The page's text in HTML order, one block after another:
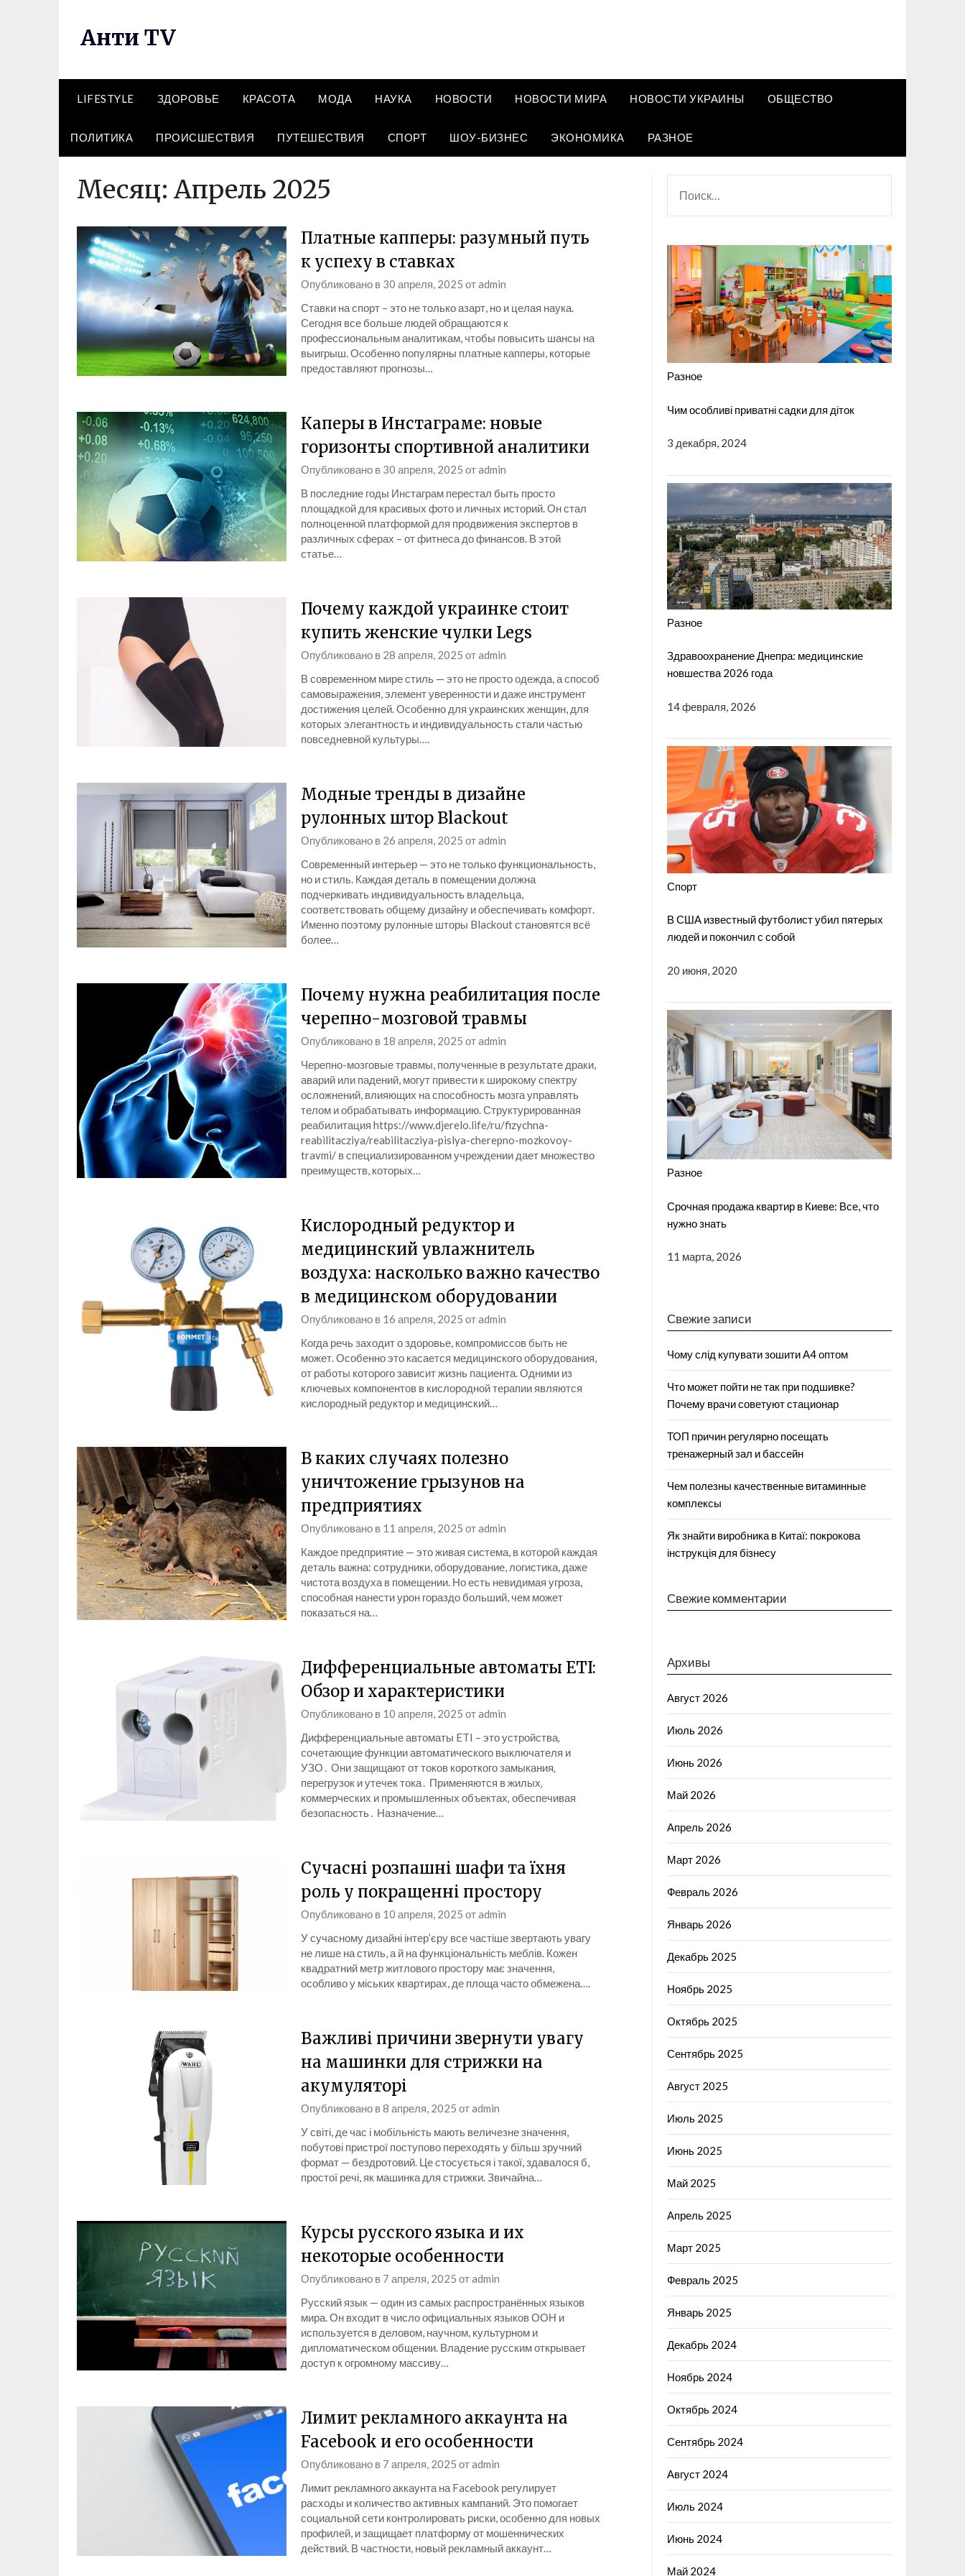
Анти TV
LIFESTYLE ЗДОРОВЬЕ КРАСОТА МОДА НАУКА НОВОСТИ НОВОСТИ МИРА НОВОСТИ УКРАИНЫ ОБЩЕСТВО
ПОЛИТИКА ПРОИСШЕСТВИЯ ПУТЕШЕСТВИЯ СПОРТ ШОУ-БИЗНЕС ЭКОНОМИКА РАЗНОЕ
Месяц: Апрель 2025
Платные капперы: разумный путь
к успеху в ставках
Опубликовано в 30 апреля, 2025 отadmin
Ставки на спорт – это не только азарт, но и целая наука.
Сегодня все больше людей обращаются к
профессиональным аналитикам, чтобы повысить шансы на
выигрыш. Особенно популярны платные капперы, которые
предоставляют прогнозы…
Каперы в Инстаграме: новые
горизонты спортивной аналитики
Опубликовано в 30 апреля, 2025 отadmin
В последние годы Инстаграм перестал быть просто
площадкой для красивых фото и личных историй. Он стал
полноценной платформой для продвижения экспертов в
различных сферах – от фитнеса до финансов. В этой
статье…
Почему каждой украинке стоит
купить женские чулки Legs
Опубликовано в 28 апреля, 2025 отadmin
В современном мире стиль — это не просто одежда, а способ
самовыражения, элемент уверенности и даже инструмент
достижения целей. Особенно для украинских женщин, для
которых элегантность и индивидуальность стали частью
повседневной культуры….
Модные тренды в дизайне
рулонных штор Blackout
Опубликовано в 26 апреля, 2025 отadmin
Современный интерьер — это не только функциональность,
но и стиль. Каждая деталь в помещении должна
подчеркивать индивидуальность владельца,
соответствовать общему дизайну и обеспечивать комфорт.
Именно поэтому рулонные шторы Blackout становятся всё
более…
Почему нужна реабилитация после
черепно-мозговой травмы
Опубликовано в 18 апреля, 2025 отadmin
Черепно-мозговые травмы, полученные в результате драки,
аварий или падений, могут привести к широкому спектру
осложнений, влияющих на способность мозга управлять
телом и обрабатывать информацию. Структурированная
реабилитация https://www.djerelo.life/ru/fizychna-
reabilitacziya/reabilitacziya-pislya-cherepno-mozkovoy-
travmi/ в специализированном учреждении дает множество
преимуществ, которых…
Кислородный редуктор и
медицинский увлажнитель
воздуха: насколько важно качество
в медицинском оборудовании
Опубликовано в 16 апреля, 2025 отadmin
Когда речь заходит о здоровье, компромиссов быть не
может. Особенно это касается медицинского оборудования,
от работы которого зависит жизнь пациента. Одними из
ключевых компонентов в кислородной терапии являются
кислородный редуктор и медицинский…
В каких случаях полезно
уничтожение грызунов на
предприятиях
Опубликовано в 11 апреля, 2025 отadmin
Каждое предприятие — это живая система, в которой каждая
деталь важна: сотрудники, оборудование, логистика, даже
чистота воздуха в помещении. Но есть невидимая угроза,
способная нанести урон гораздо больший, чем может
показаться на…
Дифференциальные автоматы ETI:
Обзор и характеристики
Опубликовано в 10 апреля, 2025 отadmin
Дифференциальные автоматы ETI – это устройства‚
сочетающие функции автоматического выключателя и
УЗО․ Они защищают от токов короткого замыкания‚
перегрузок и утечек тока․ Применяются в жилых‚
коммерческих и промышленных объектах‚ обеспечивая
безопасность․ Назначение…
Сучасні розпашні шафи та їхня
роль у покращенні простору
Опубликовано в 10 апреля, 2025 отadmin
У сучасному дизайні інтер’єру все частіше звертають увагу
не лише на стиль, а й на функціональність меблів. Кожен
квадратний метр житлового простору має значення,
особливо у міських квартирах, де площа часто обмежена….
Важливі причини звернути увагу
на машинки для стрижки на
акумуляторі
Опубликовано в8 апреля, 2025 отadmin
У світі, де час і мобільність мають величезне значення,
побутові пристрої поступово переходять у більш зручний
формат — бездротовий. Це стосується і такої, здавалося б,
простої речі, як машинка для стрижки. Звичайна…
Курсы русского языка и их
некоторые особенности
Опубликовано в 7 апреля, 2025 отadmin
Русский язык — один из самых распространённых языков
мира. Он входит в число официальных языков ООН и
используется в деловом, научном, культурном и
дипломатическом общении. Владение русским открывает
доступ к огромному массиву…
Лимит рекламного аккаунта на
Facebook и его особенности
Опубликовано в 7 апреля, 2025 отadmin
Лимит рекламного аккаунта на Facebook регулирует
расходы и количество активных кампаний. Это помогает
социальной сети контролировать риски, особенно для новых
профилей, и защищает платформу от мошеннических
действий. В частности, новый рекламный аккаунт…
Разное
Чим особливі приватні садки для діток
3 декабря, 2024
Разное
Здравоохранение Днепра: медицинские
новшества 2026 года
14 февраля, 2026
Спорт
В США известный футболист убил пятерых
людей и покончил с собой
20 июня, 2020
Разное
Срочная продажа квартир в Киеве: Все, что
нужно знать
11 марта, 2026
Свежие записи
Чому слід купувати зошити А4 оптом
Что может пойти не так при подшивке?
Почему врачи советуют стационар
ТОП причин регулярно посещать
тренажерный зал и бассейн
Чем полезны качественные витаминные
комплексы
Як знайти виробника в Китаї: покрокова
інструкція для бізнесу
Свежие комментарии
Архивы
Август 2026
Июль 2026
Июнь 2026
Май 2026
Апрель 2026
Март 2026
Февраль 2026
Январь 2026
Декабрь 2025
Ноябрь 2025
Октябрь 2025
Сентябрь 2025
Август 2025
Июль 2025
Июнь 2025
Май 2025
Апрель 2025
Март 2025
Февраль 2025
Январь 2025
Декабрь 2024
Ноябрь 2024
Октябрь 2024
Сентябрь 2024
Август 2024
Июль 2024
Июнь 2024
Май 2024